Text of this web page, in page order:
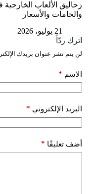
زحاليق الألعاب الخارجية
والخامات والأسعار
21 يوليو، 2026
اترك ردّاً
لن يتم نشر عنوان بريدك
الاسم *
البريد الإلكتروني *
أضف تعليقًا *